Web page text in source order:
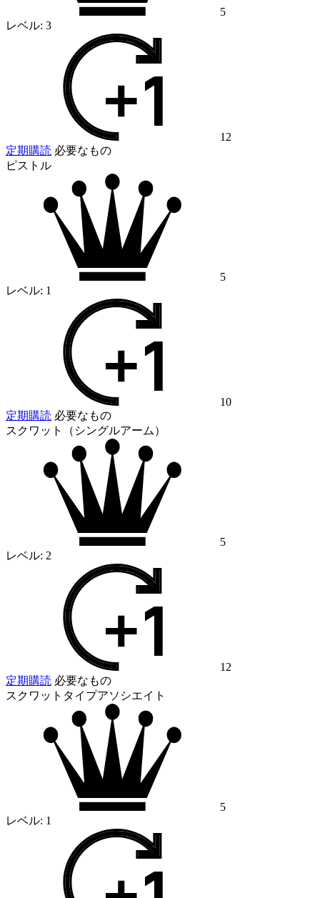
5
レベル: 3
12
定期購読 必要なもの
ピストル
5
レベル: 1
10
定期購読 必要なもの
スクワット（シングルアーム）
5
レベル: 2
12
定期購読 必要なもの
スクワットタイプアソシエイト
5
レベル: 1